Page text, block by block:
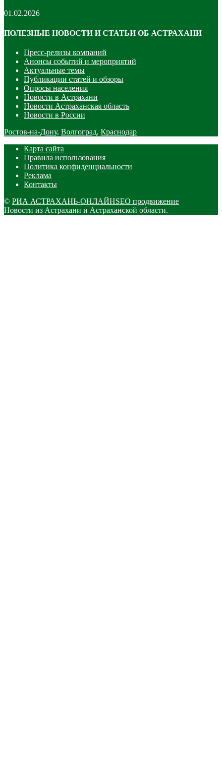
01.02.2026
ПОЛЕЗНЫЕ НОВОСТИ И СТАТЬИ ОБ АСТРАХАНИ
Пресс-релизы компаний
Анонсы событий и мероприятий
Актуальные темы
Публикации статей и обзоры
Опросы населения
Новости в Астрахани
Новости Астраханская область
Новости в России
Ростов-на-Дону, Волгоград, Краснодар
Карта сайта
Правила использования
Политика конфиденциальности
Реклама
Контакты
© РИА АСТРАХАНЬ-ОНЛАЙНSEO продвижение
Новости из Астрахани и Астраханской области.